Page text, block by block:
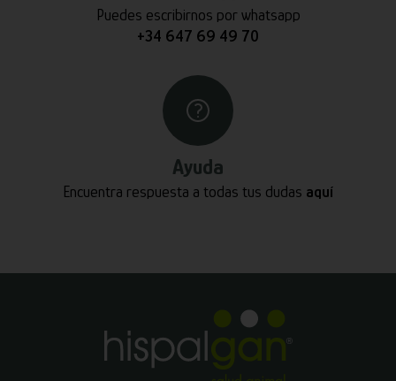
Puedes escribirnos por whatsapp
+34 647 69 49 70
Ayuda
Encuentra respuesta a todas tus dudas aquí